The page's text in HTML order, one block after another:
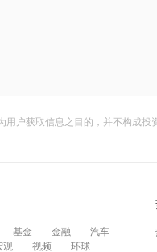
户获取信息之目的，并不构成
基金 金融
汽车
观 视频 环球